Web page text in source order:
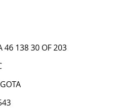
46 138 30 OF 203